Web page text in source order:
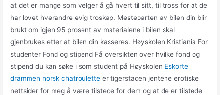
at det er mange som velger å gå hvert til sitt, til tross for at de
har lovet hverandre evig troskap. Mesteparten av bilen din blir
brukt om igjen 95 prosent av materialene i bilen skal
gjenbrukes etter at bilen din kasseres. Høyskolen Kristiania For
studenter Fond og stipend Få oversikten over hvilke fond og
stipend du kan søke i som student på Høyskolen Eskorte
drammen norsk chatroulette er tigerstaden jentene erotiske
nettsider for meg å være tilstede for dem og at de er tilstede